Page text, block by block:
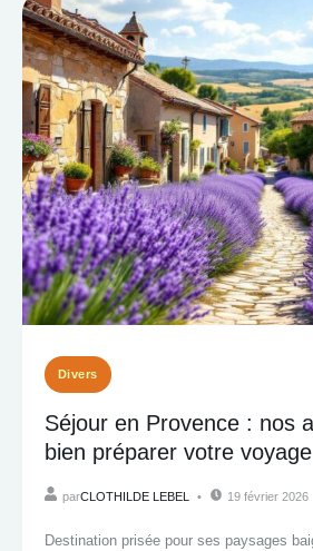
Divers
Séjour en Provence : nos
bien préparer votre voyage
parCLOTHILDE LEBEL 19 février 2026
Destination prisée pour ses paysages